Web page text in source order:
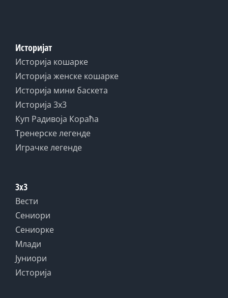
Историјат
Историја кошарке
Историја женске кошарке
Историја мини баскета
Историја 3x3
Куп Радивоја Кораћа
Тренерске легенде
Играчке легенде
3x3
Вести
Сениори
Сениорке
Млади
Јуниори
Историја